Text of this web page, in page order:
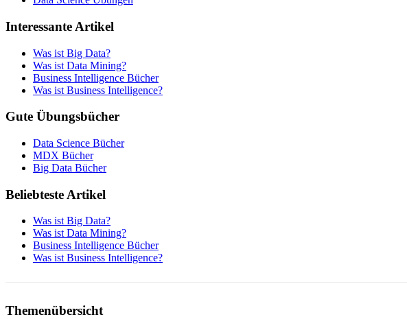
Interessante Artikel
Was ist Big Data?
Was ist Data Mining?
Business Intelligence Bücher
Was ist Business Intelligence?
Gute Übungsbücher
Data Science Bücher
MDX Bücher
Big Data Bücher
Beliebteste Artikel
Was ist Big Data?
Was ist Data Mining?
Business Intelligence Bücher
Was ist Business Intelligence?
Themenübersicht